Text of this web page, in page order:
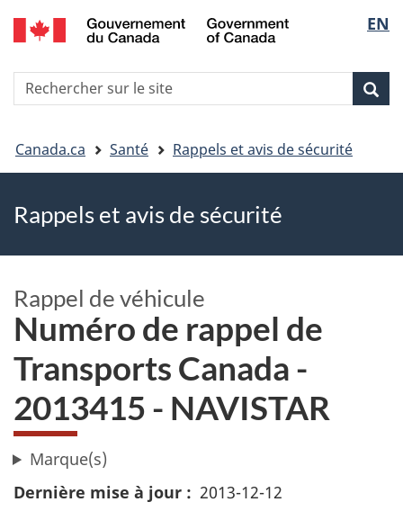
Skip
to
Skip
to
Passer
à
HTML
de
la
EN
Recherche
Vous
êtes
ici
Canada.ca Santé Rappels et avis de sécurité
Rappels et avis de sécurité
Rappel de véhicule
Numéro de rappel de
Transports Canada -
2013415 - NAVISTAR
Marque(s)
Dernière mise à jour
2013-12-12